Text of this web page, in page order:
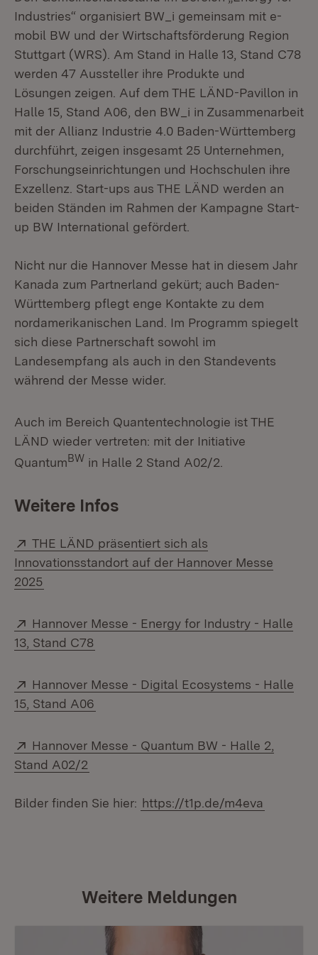
Industries“ organisiert BW_i gemeinsam mit e-
mobil BW und der Wirtschaftsförderung Region
Stuttgart (WRS). Am Stand in Halle 13, Stand C78
werden 47 Aussteller ihre Produkte und
Lösungen zeigen. Auf dem THE LÄND-Pavillon in
Halle 15, Stand A06, den BW_i in Zusammenarbeit
mit der Allianz Industrie 4.0 Baden-Württemberg
durchführt, zeigen insgesamt 25 Unternehmen,
Forschungseinrichtungen und Hochschulen ihre
Exzellenz. Start-ups aus THE LÄND werden an
beiden Ständen im Rahmen der Kampagne Start-
up BW International gefördert.
Nicht nur die Hannover Messe hat in diesem Jahr
Kanada zum Partnerland gekürt; auch Baden-
Württemberg pflegt enge Kontakte zu dem
nordamerikanischen Land. Im Programm spiegelt
sich diese Partnerschaft sowohl im
Landesempfang als auch in den Standevents
während der Messe wider.
Auch im Bereich Quantentechnologie ist THE
LÄND wieder vertreten: mit der Initiative
QuantumBW in Halle 2 Stand A02/2.
Weitere Infos
Extern:
THE LÄND präsentiert sich als
Innovationsstandort auf der Hannover Messe
2025
Extern:
Hannover Messe - Energy for Industry - Halle
13, Stand C78
Extern:
Hannover Messe - Digital Ecosystems - Halle
15, Stand A06
Extern:
Hannover Messe - Quantum BW - Halle 2,
Stand A02/2
Bilder finden Sie hier: https://t1p.de/m4eva
Weitere Meldungen